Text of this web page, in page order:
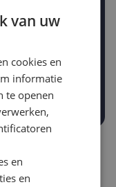
€
van uw
cookies en
informatie
te openen
en
en